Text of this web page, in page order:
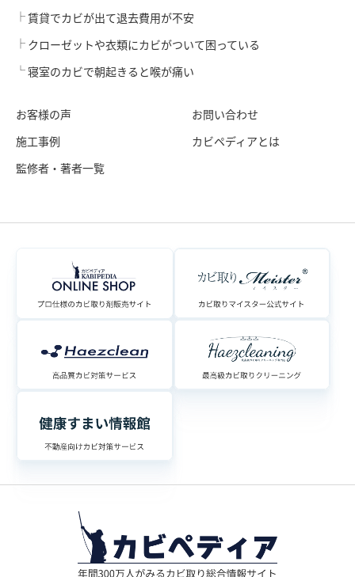
賃貸でカビが出て退去費用が不安
クローゼットや衣類にカビがついて困っている
寝室のカビで朝起きると喉が痛い
お客様の声
施工事例
監修者・著者一覧
お問い合わせ
カビペディアとは